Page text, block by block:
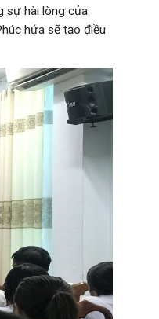
sự hài lòng của
hứa sẽ tạo điều